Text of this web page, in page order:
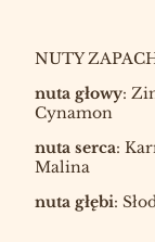
NUTY
nuta głowy:
Cynamon
nuta serca:
Malina
nuta głębi: